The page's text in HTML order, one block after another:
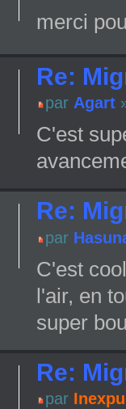
merci
Re:
par Agart
C'est
Re:
par
C'est
l'air, en
super
Re:
par